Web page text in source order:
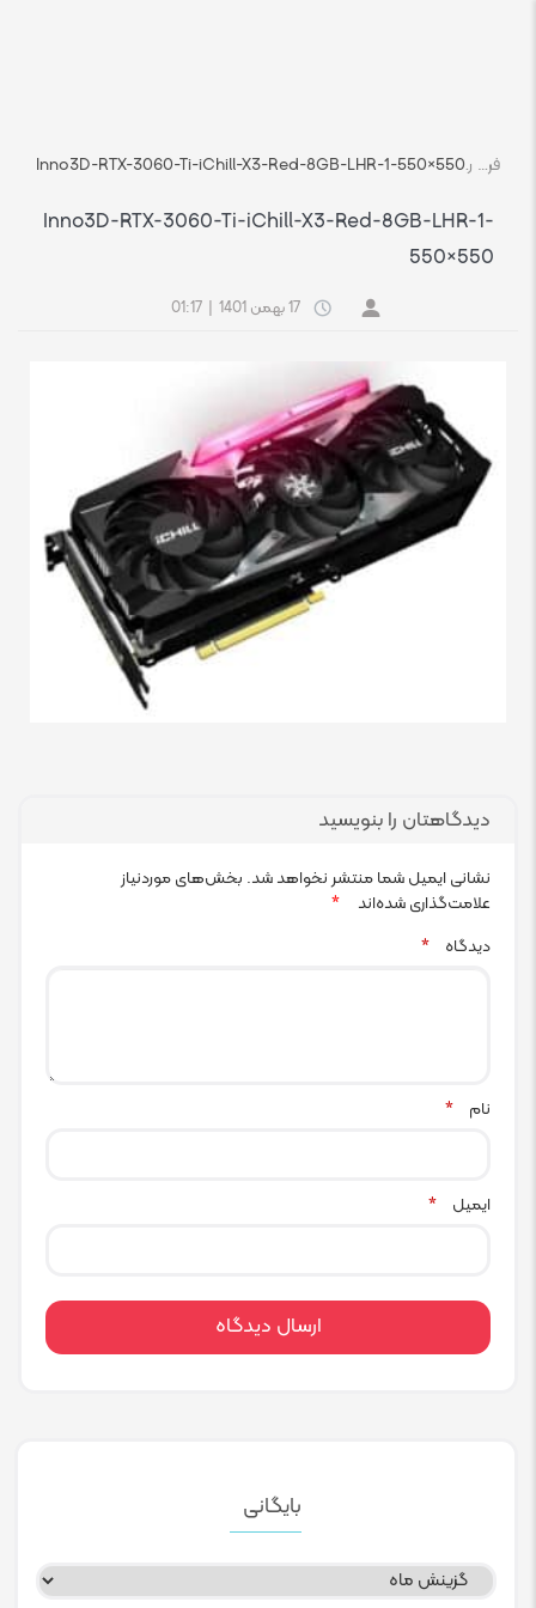
فروشگاه اچ استوک بازار انلاین تجهیزات کامپیوتر استوک رسانهInno3D-RTX-3060-Ti-iChill-X3-Red-8GB-LHR-1-550×550
Inno3D-RTX-3060-Ti-iChill-X3-Red-8GB-LHR-1-
550×550
17 بهمن 1401 01:17
دیدگاهتان را بنویسید
نشانی ایمیل شما منتشر نخواهد شد. بخش‌های موردنیاز
علامت‌گذاری شده‌اند
*
دیدگاه
*
نام *
ایمیل *
بایگانی
بایگانی